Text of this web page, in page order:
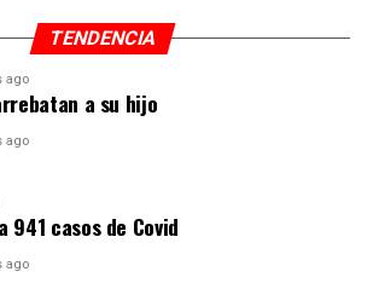
TENDENCIA
ago
a su hijo
ago
casos de Covid
ago